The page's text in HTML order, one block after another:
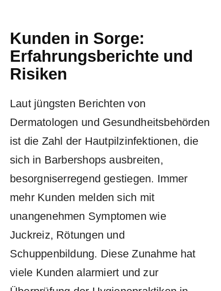
Kunden in Sorge:
Erfahrungsberichte und
‍Risiken
Laut jüngsten Berichten von
Dermatologen ⁢und ‍Gesundheitsbehörden
ist die Zahl der Hautpilzinfektionen, die
sich‌ in Barbershops ausbreiten,
⁤besorgniserregend gestiegen. Immer
mehr​ Kunden ⁣melden sich mit
unangenehmen Symptomen wie
Juckreiz, Rötungen‍ und⁣
Schuppenbildung.⁤ Diese​ Zunahme hat
⁢viele⁤ Kunden alarmiert und zur